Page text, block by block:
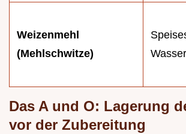
Weizenmehl
(Mehlschwitze)
Das A und O: Lagerung
vor der Zubereitung